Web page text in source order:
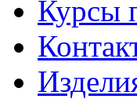
Курсы